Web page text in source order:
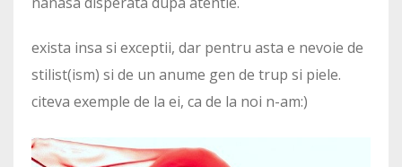
exista insa si exceptii, dar pentru asta e nevoie de
stilist(ism) si de un anume gen de trup si piele.
citeva exemple de la ei, ca de la noi n-am:)